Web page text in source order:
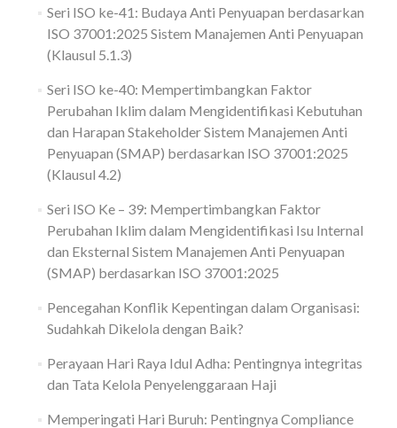
Seri ISO ke-41: Budaya Anti Penyuapan berdasarkan
ISO 37001:2025 Sistem Manajemen Anti Penyuapan
(Klausul 5.1.3)
Seri ISO ke-40: Mempertimbangkan Faktor
Perubahan Iklim dalam Mengidentifikasi Kebutuhan
dan Harapan Stakeholder Sistem Manajemen Anti
Penyuapan (SMAP) berdasarkan ISO 37001:2025
(Klausul 4.2)
Seri ISO Ke – 39: Mempertimbangkan Faktor
Perubahan Iklim dalam Mengidentifikasi Isu Internal
dan Eksternal Sistem Manajemen Anti Penyuapan
(SMAP) berdasarkan ISO 37001:2025
Pencegahan Konflik Kepentingan dalam Organisasi:
Sudahkah Dikelola dengan Baik?
Perayaan Hari Raya Idul Adha: Pentingnya integritas
dan Tata Kelola Penyelenggaraan Haji
Memperingati Hari Buruh: Pentingnya Compliance